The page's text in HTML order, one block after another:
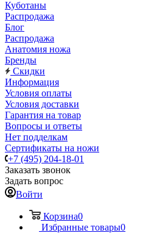
Куботаны
Распродажа
Блог
Распродажа
Анатомия ножа
Бренды
Скидки
Информация
Условия оплаты
Условия доставки
Гарантия на товар
Вопросы и ответы
Нет подделкам
Сертификаты на ножи
+7 (495) 204-18-01
Заказать звонок
Задать вопрос
Войти
Корзина0
Избранные товары0